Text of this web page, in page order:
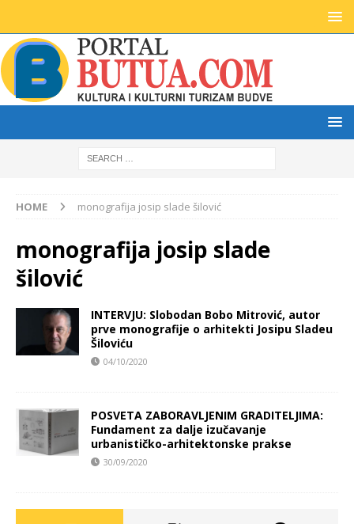
HOME monografija josip slade šilović
monografija josip slade
šilović
INTERVJU: Slobodan Bobo Mitrović, autor
prve monografije o arhitekti Josipu Sladeu
Šiloviću
04/10/2020
POSVETA ZABORAVLJENIM GRADITELJIMA:
Fundament za dalje izučavanje
urbanističko-arhitektonske prakse
30/09/2020